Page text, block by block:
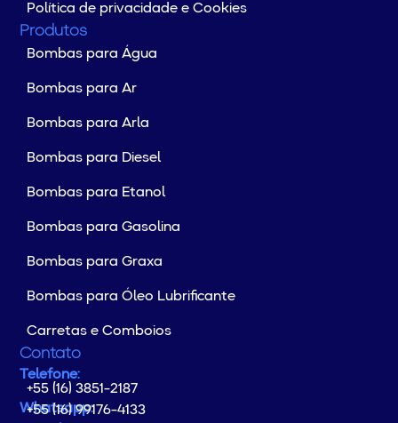
Política de privacidade e Cookies
Produtos
Bombas para Água
Bombas para Ar
Bombas para Arla
Bombas para Diesel
Bombas para Etanol
Bombas para Gasolina
Bombas para Graxa
Bombas para Óleo Lubrificante
Carretas e Comboios
Contato
Telefone:
+55 (16) 3851-2187
Whatsapp:
+55 (16) 99176-4133